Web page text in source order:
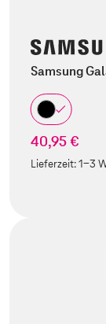
Samsung
40,95 €
Lieferzeit:1-3